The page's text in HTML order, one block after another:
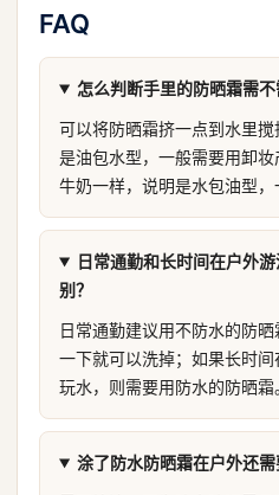
FAQ
怎么判断手里的防晒霜需不
可以将防晒霜挤一点到水里
是油包水型，一般需要用卸
牛奶一样，说明是水包油型，
日常通勤和长时间在户外
别？
日常通勤建议用不防水的防
一下就可以洗掉；如果长时
玩水，则需要用防水的防晒霜
涂了防水防晒霜在户外还需